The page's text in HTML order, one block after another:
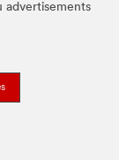
advertisements